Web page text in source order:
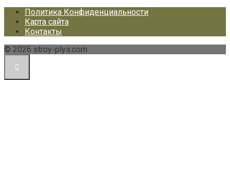
Политика Конфиденциальности
Карта сайта
Контакты
© 2026 stroy-plys.com